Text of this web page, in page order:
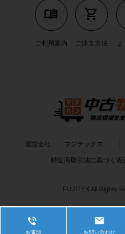
お電話 お問い合わせ
menu_book
ご利用案内
shopping_cart
ご注文方法
運営会社： フジテックス
特定商取引法に基づく表
FUJITEX All Rights